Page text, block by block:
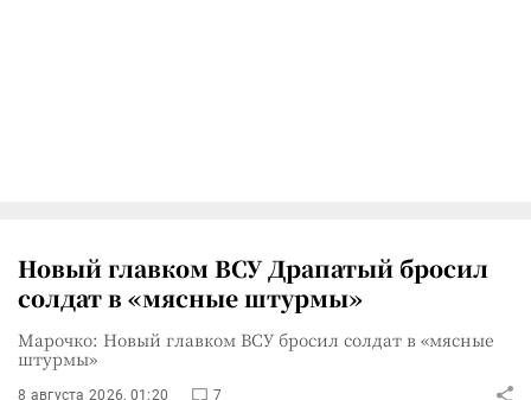
Новый главком ВСУ Драпатый бросил
солдат в «мясные штурмы»
Марочко: Новый главком ВСУ бросил солдат в «мясные
штурмы»
8 августа 2026, 01:20 7